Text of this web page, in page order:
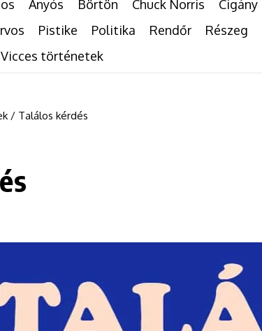
Anyós Börtön Chuck Norris Cigány
Pistike Politika Rendőr Részeg
Vicces történetek
/ Találos kérdés